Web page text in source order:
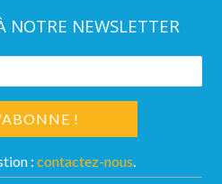
NOTRE NEWSLETTER
: contactez-nous